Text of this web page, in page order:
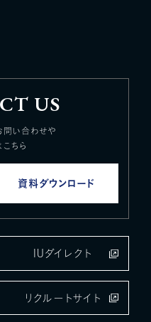
US
問い合わせや
ちら
資料ダウンロード
IUダイレクト
リクルートサイト